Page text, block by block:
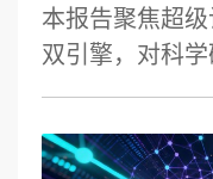
的融合；分子
拟等与大语言
构造；通过构
在拓展应用场
性。 我们将进
本报告聚焦超
双引擎，对科
用及协同机制
动我国科技创